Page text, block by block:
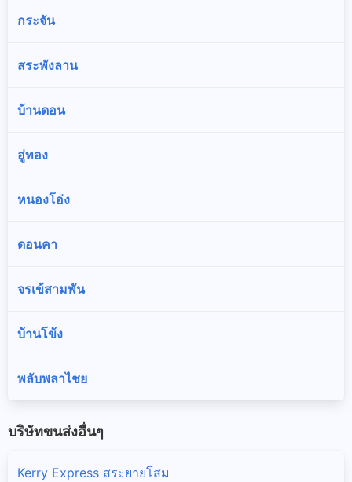
กระจัน
สระพังลาน
บ้านดอน
อู่ทอง
หนองโอ่ง
ดอนคา
จรเข้สามพัน
บ้านโข้ง
พลับพลาไชย
บริษัทขนส่งอื่นๆ
Kerry Express สระยายโสม